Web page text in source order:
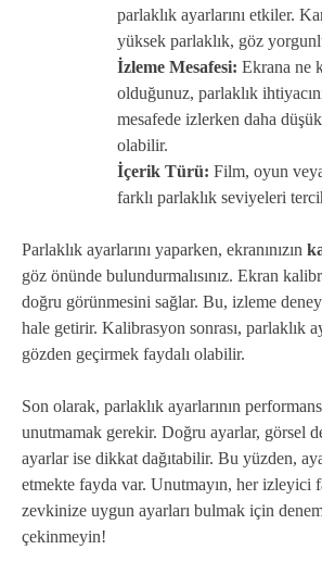
parlaklık ayarlarını etkiler.
yüksek parlaklık, göz
İzleme Mesafesi: Ekrana ne
olduğunuz, parlaklık
mesafede izlerken daha
olabilir.
İçerik Türü: Film, oyun
farklı parlaklık seviyeleri
Parlaklık ayarlarını yaparken, ekranınızın
göz önünde bulundurmalısınız. Ekran
doğru görünmesini sağlar. Bu, izleme
hale getirir. Kalibrasyon sonrası, parlaklık
gözden geçirmek faydalı olabilir.
Son olarak, parlaklık ayarlarının
unutmamak gerekir. Doğru ayarlar, görsel
ayarlar ise dikkat dağıtabilir. Bu yüzden,
etmekte fayda var. Unutmayın, her izleyici
zevkinize uygun ayarları bulmak için
çekinmeyin!